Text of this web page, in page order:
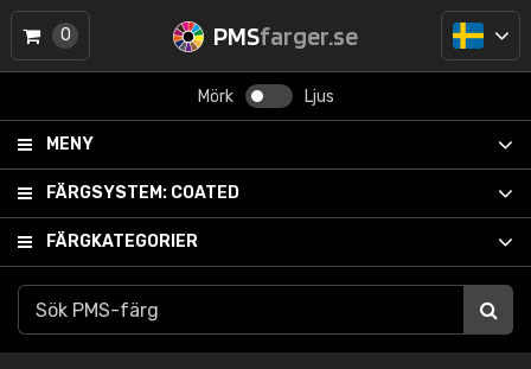
PMSfarger.se
Mörk Ljus
MENY
FÄRGSYSTEM: COATED
FÄRGKATEGORIER
0